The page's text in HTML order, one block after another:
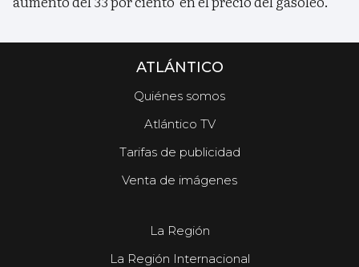
ATLÁNTICO
Quiénes somos
Atlántico TV
Tarifas de publicidad
Venta de imágenes
La Región
La Región Internacional